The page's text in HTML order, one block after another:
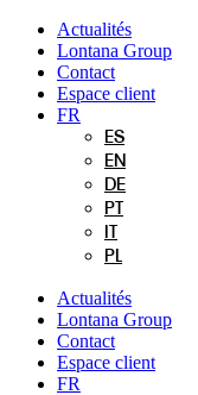
Aller
contenu
Actualités
Lontana Group
Contact
Espace client
FR
ES
EN
DE
PT
PL
Actualités
Lontana Group
Contact
Espace client
FR